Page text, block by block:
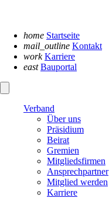
home Startseite
mail_outline Kontakt
work Karriere
east Bauportal
Verband
Über uns
Präsidium
Beirat
Gremien
Mitgliedsfirmen
Ansprechpartner
Mitglied werden
Karriere